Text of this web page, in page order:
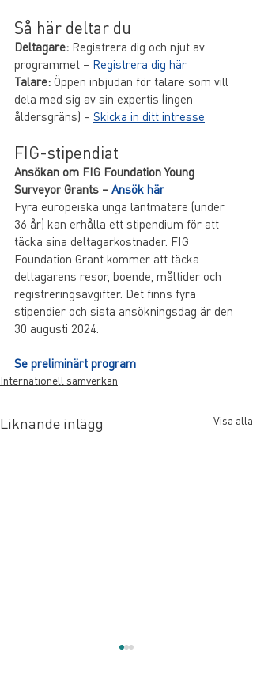
Så här deltar du
Deltagare: Registrera dig och njut av
programmet – Registrera dig här
Talare: Öppen inbjudan för talare som vill
dela med sig av sin expertis (ingen
åldersgräns) – Skicka in ditt intresse
FIG-stipendiat
Ansökan om FIG Foundation Young
Surveyor Grants – Ansök här
Fyra europeiska unga lantmätare (under
36 år) kan erhålla ett stipendium för att
täcka sina deltagarkostnader. FIG
Foundation Grant kommer att täcka
deltagarens resor, boende, måltider och
registreringsavgifter. Det finns fyra
stipendier och sista ansökningsdag är den
30 augusti 2024.
Se preliminärt program
Internationell samverkan
Liknande inlägg Visa alla